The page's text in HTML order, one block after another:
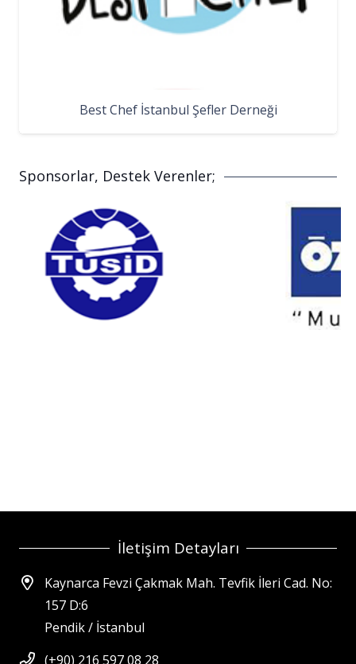
Best Chef İstanbul Şefler Derneği
Sponsorlar, Destek Verenler;
İletişim Detayları
Kaynarca Fevzi Çakmak Mah. Tevfik İleri Cad. No:
157 D:6
Pendik / İstanbul
(+90) 216 597 08 28